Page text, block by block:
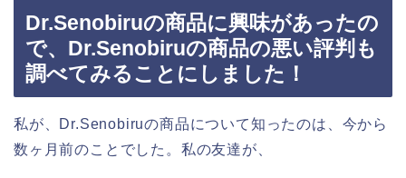
Dr.Senobiruの商品に興味があったの
で、Dr.Senobiruの商品の悪い評判も
調べてみることにしました！
私が、Dr.Senobiruの商品について知ったのは、今から
数ヶ月前のことでした。私の友達が、